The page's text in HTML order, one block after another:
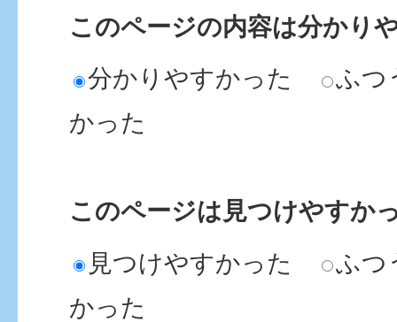
火葬場はどこにありますか
旧火葬場はどうなりますか
火葬場の売店にはどのよう
いますか。
このページの内容は分かり
分かりやすかった
ふつ
かった
このページは見つけやすか
見つけやすかった
ふつ
かった